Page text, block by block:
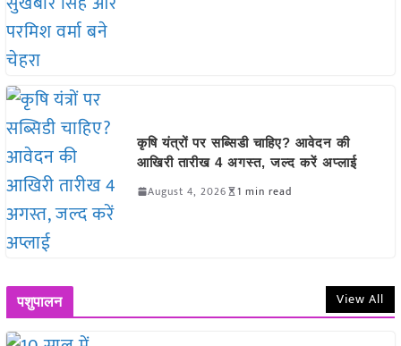
कृषि यंत्रों पर सब्सिडी चाहिए? आवेदन की
आखिरी तारीख 4 अगस्त, जल्द करें अप्लाई
August 4, 2026 1 min read
पशुपालन View All